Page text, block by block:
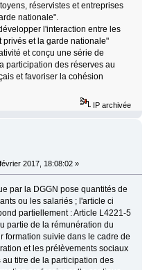
réservistes et entreprises
nationale".
l'interaction entre les
privés et la garde nationale"
et conçu une série de
participation des réserves au
et favoriser la cohésion
IP archivée
2017, 18:08:02 »
par la DGGN pose quantités de
ou les salariés ; l'article ci
partiellement : Article L4221-5
partie de la rémunération du
formation suivie dans le cadre de
et les prélèvements sociaux
titre de la participation des